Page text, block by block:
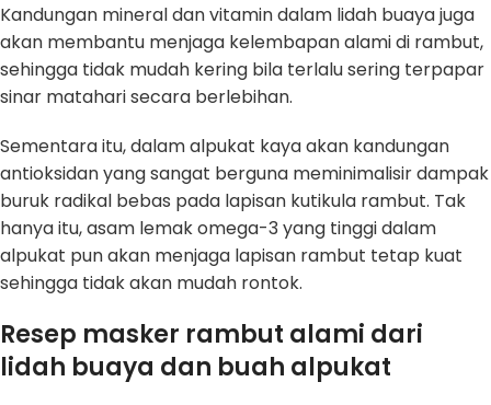
Kandungan mineral dan vitamin dalam lidah buaya juga
akan membantu menjaga kelembapan alami di rambut,
sehingga tidak mudah kering bila terlalu sering terpapar
sinar matahari secara berlebihan.
Sementara itu, dalam alpukat kaya akan kandungan
antioksidan yang sangat berguna meminimalisir dampak
buruk radikal bebas pada lapisan kutikula rambut. Tak
hanya itu, asam lemak omega-3 yang tinggi dalam
alpukat pun akan menjaga lapisan rambut tetap kuat
sehingga tidak akan mudah rontok.
Resep masker rambut alami dari
lidah buaya dan buah alpukat